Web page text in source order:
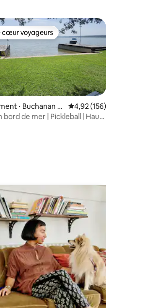
base de 107 commentaires : 4,94 sur 5
cœur voyageurs
cœur voyageurs
⋅ Buchanan D
Évaluation moyenne
4,92 (156)
bord de mer | Pickleball | Haut